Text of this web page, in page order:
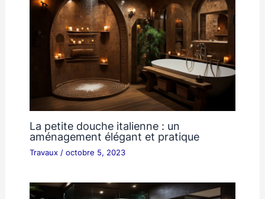
La petite douche italienne : un
aménagement élégant et pratique
Travaux/ octobre 5, 2023